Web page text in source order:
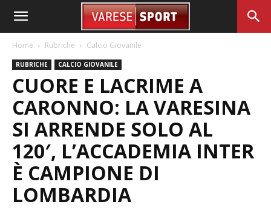
Home Rubriche Calcio Giovanile
RUBRICHE CALCIO GIOVANILE
CUORE E LACRIME A
CARONNO: LA VARESINA
SI ARRENDE SOLO AL
120′, L’ACCADEMIA INTER
È CAMPIONE DI
LOMBARDIA